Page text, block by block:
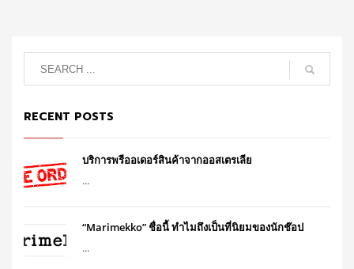
RECENT POSTS
บริการพรีออเดอร์สินค้าจากออสเตรเลีย
...
“Marimekko” ชื่อนี้ ทำไมถึงเป็นที่นิยมของนักช๊อป
...